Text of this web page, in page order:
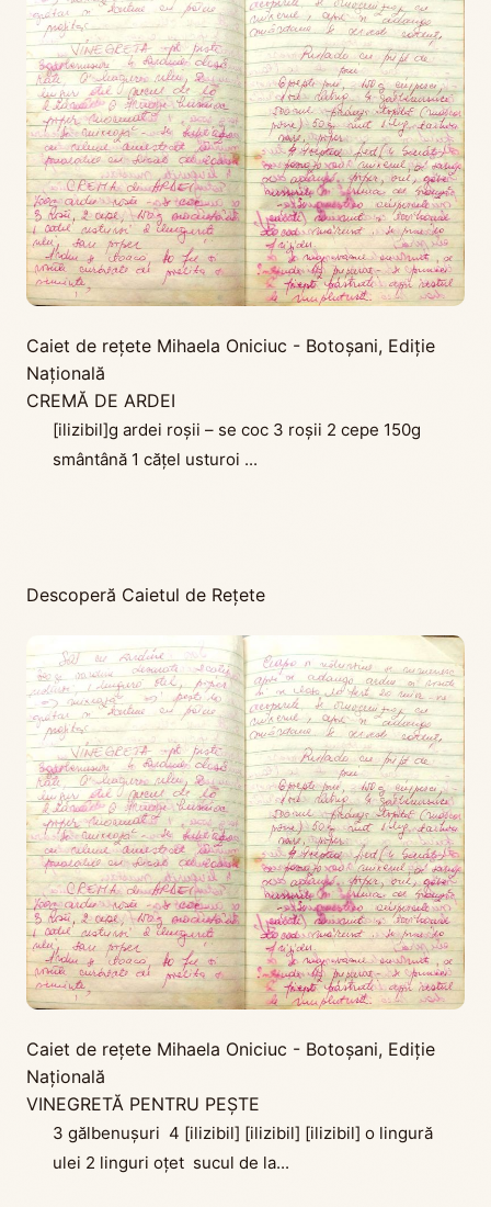
Caiet de rețete Mihaela Oniciuc - Botoșani, Ediţie
Naţională
CREMĂ DE ARDEI
[ilizibil]g ardei roșii – se coc 3 roșii 2 cepe 150g
smântână 1 cățel usturoi ...
Descoperă Caietul de Rețete
Caiet de rețete Mihaela Oniciuc - Botoșani, Ediţie
Naţională
VINEGRETĂ PENTRU PEȘTE
3 gălbenușuri 4 [ilizibil] [ilizibil] [ilizibil] o lingură
ulei 2 linguri oțet sucul de la...